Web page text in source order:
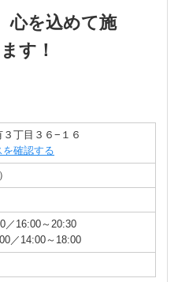
心を込めて施
す！
丁目３６−１６
確認する
／16:00～20:30
／14:00～18:00